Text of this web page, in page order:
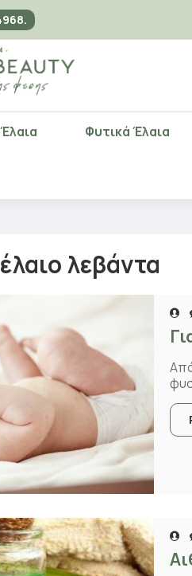
Φυτικά Έλαια
λεβάντα